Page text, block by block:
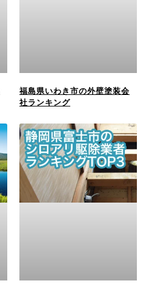
福島県いわき市の外壁塗装会
社ランキング